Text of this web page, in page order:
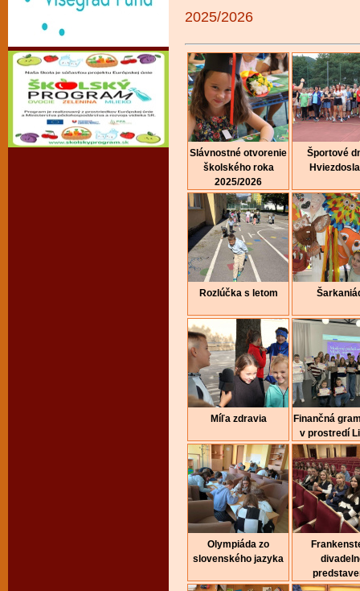
2025/2026
Slávnostné otvorenie
školského roka
2025/2026
Športové
Rozlúčka s letom
Míľa zdravia
Finančná
v prostredí
Olympiáda zo
slovenského jazyka